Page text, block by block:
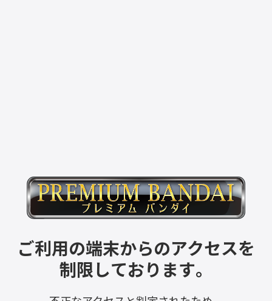
ご利用の端末からのアクセスを
制限しております。